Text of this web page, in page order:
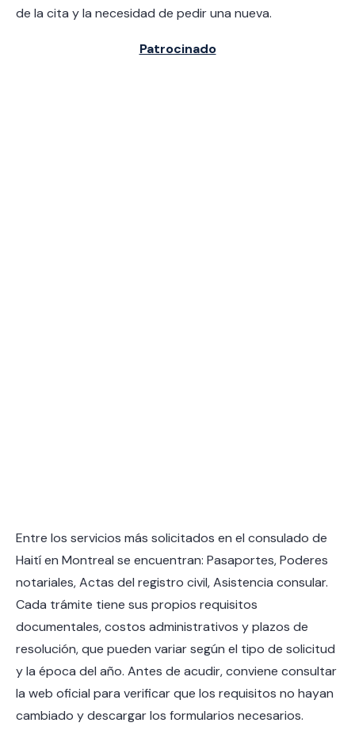
de la cita y la necesidad de pedir una nueva.
Entre los servicios más solicitados en el consulado de
Haití en Montreal se encuentran: Pasaportes, Poderes
notariales, Actas del registro civil, Asistencia consular.
Cada trámite tiene sus propios requisitos
documentales, costos administrativos y plazos de
resolución, que pueden variar según el tipo de solicitud
y la época del año. Antes de acudir, conviene consultar
la web oficial para verificar que los requisitos no hayan
cambiado y descargar los formularios necesarios.